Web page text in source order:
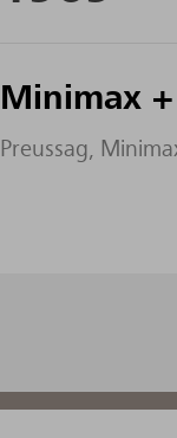
Minimax +
Preussag,